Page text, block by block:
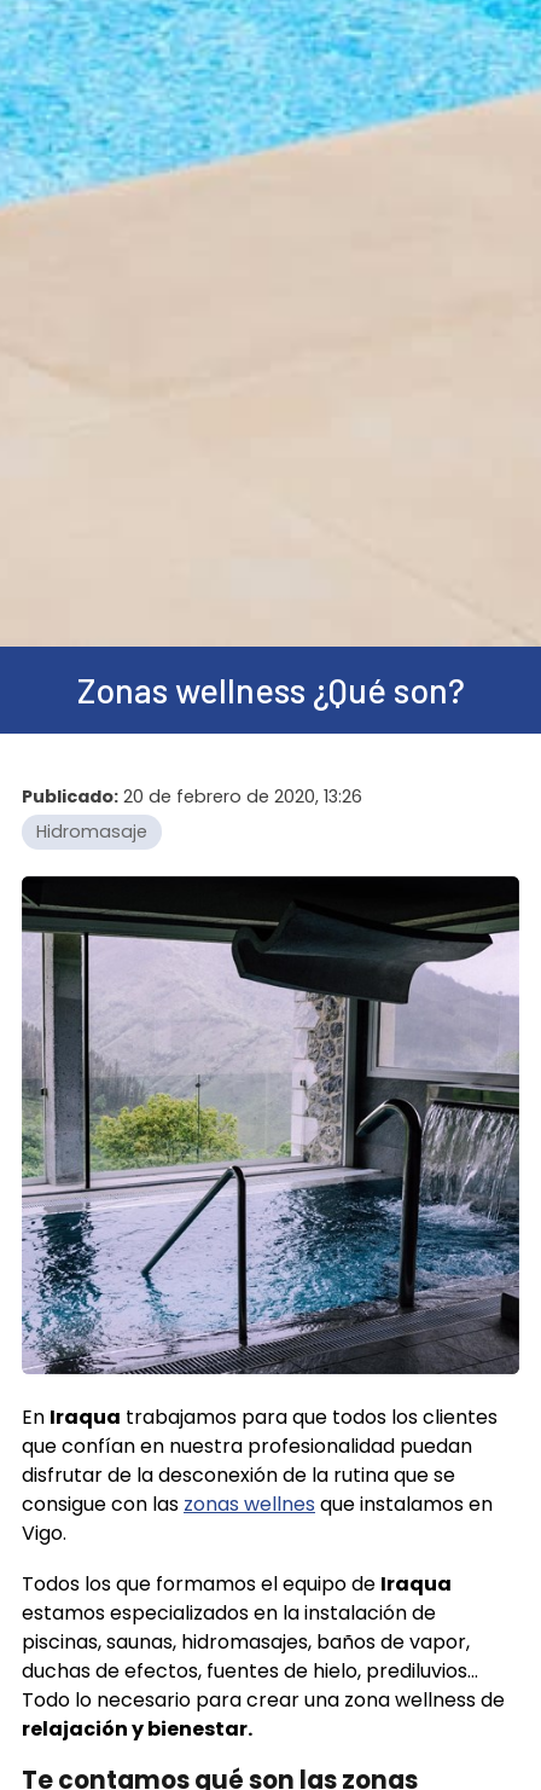
Zonas wellness ¿Qué son?
Publicado: 20 de febrero de 2020, 13:26
Hidromasaje
En Iraqua trabajamos para que todos los clientes
que confían en nuestra profesionalidad puedan
disfrutar de la desconexión de la rutina que se
consigue con las zonas wellnes que instalamos en
Vigo.
Todos los que formamos el equipo de Iraqua
estamos especializados en la instalación de
piscinas, saunas, hidromasajes, baños de vapor,
duchas de efectos, fuentes de hielo, prediluvios…
Todo lo necesario para crear una zona wellness de
relajación y bienestar.
Te contamos qué son las zonas